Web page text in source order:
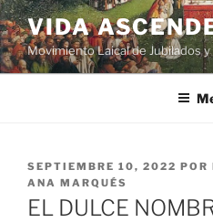
VIDA
Movimiento Laical de Jubilados
SEPTIEMBRE 10, 2022 POR
ANA MARQUÉS
EL DULCE